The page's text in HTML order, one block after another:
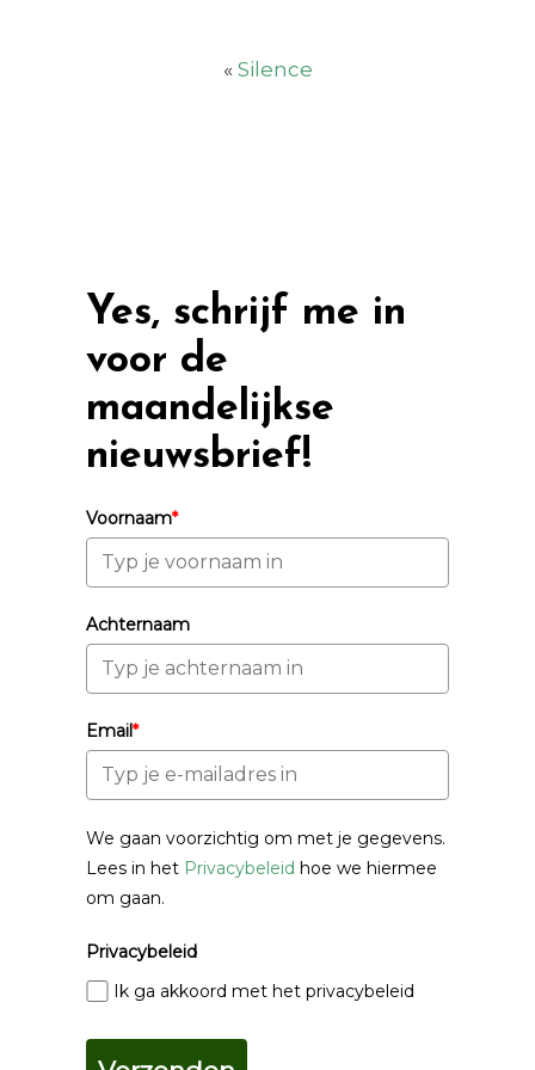
« Silence
Yes, schrijf me in
voor de
maandelijkse
nieuwsbrief!
Voornaam*
Achternaam
Email*
We gaan voorzichtig om met je gegevens.
Lees in het Privacybeleid hoe we hiermee
om gaan.
Privacybeleid
Ik ga akkoord met het privacybeleid